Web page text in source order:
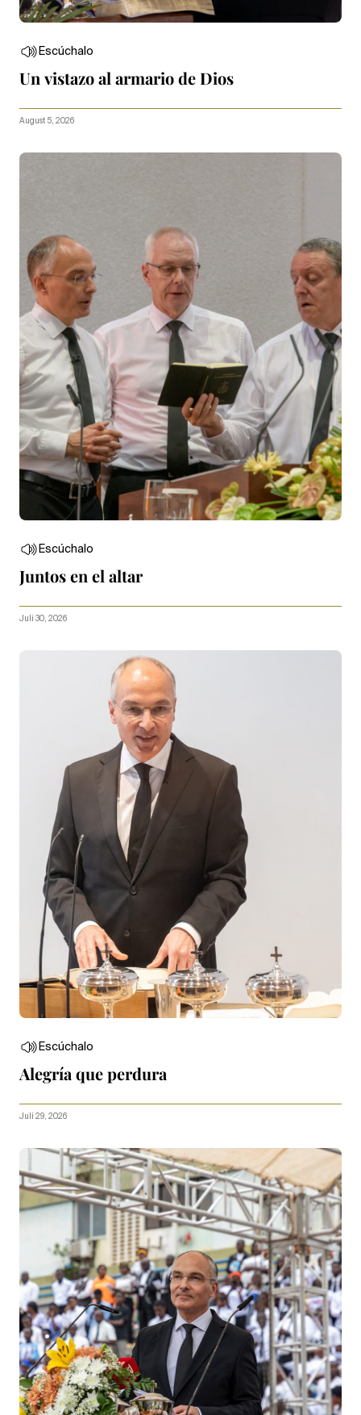
Escúchalo
Un vistazo al armario de Dios
August 5, 2026
Escúchalo
Juntos en el altar
Juli 30, 2026
Escúchalo
Alegría que perdura
Juli 29, 2026